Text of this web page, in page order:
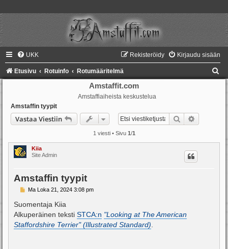
UKK Kirjaudu sisään
Rekisteröidy
Etusivu Rotuinfo Rotumääritelmä
Amstaffit.com
Amstaffiaiheista keskustelua
Amstaffin tyypit
Vastaa Viestiin Etsi
1 viesti • Sivu 1/1
Kiia
Site Admin
Amstaffin tyypit
V
e
t
i
Ma Loka 21, 2024 3:08 pm
Suomentaja Kiia
Alkuperäinen teksti STCA:n "Looking at The American
Staffordshire Terrier" (Illustrated Standard)